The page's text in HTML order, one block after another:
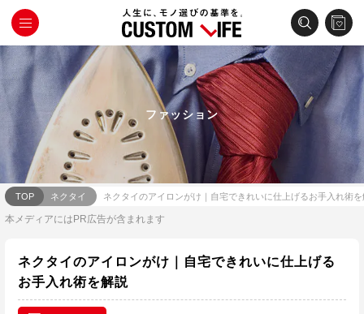
ファッション
TOP ネクタイ ネクタイのアイロンがけ｜自宅できれいに仕上げるお手入れ術を
本メディアにはPR広告が含まれます
ネクタイのアイロンがけ｜自宅できれいに仕上げる
お手入れ術を解説